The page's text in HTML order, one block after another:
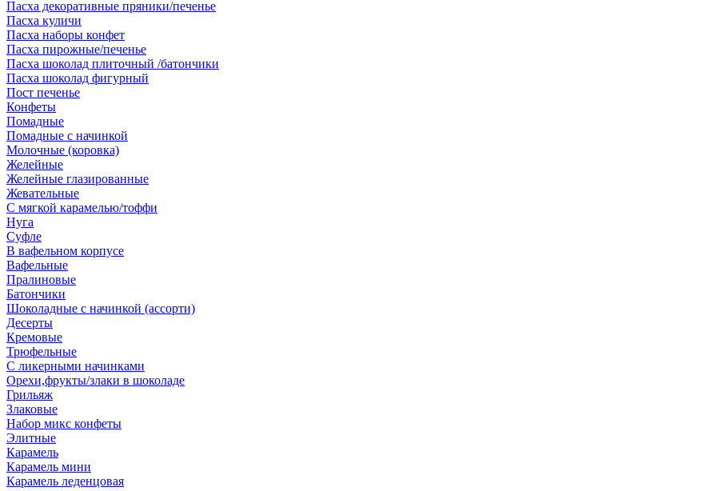
Пасха декоративные пряники/печенье
Пасха куличи
Пасха наборы конфет
Пасха пирожные/печенье
Пасха шоколад плиточный /батончики
Пасха шоколад фигурный
Пост печенье
Конфеты
Помадные
Помадные с начинкой
Молочные (коровка)
Желейные
Желейные глазированные
Жевательные
С мягкой карамелью/тоффи
Нуга
Суфле
В вафельном корпусе
Вафельные
Пралиновые
Батончики
Шоколадные с начинкой (ассорти)
Десерты
Кремовые
Трюфельные
С ликерными начинками
Орехи,фрукты/злаки в шоколаде
Грильяж
Злаковые
Набор микс конфеты
Элитные
Карамель
Карамель мини
Карамель леденцовая